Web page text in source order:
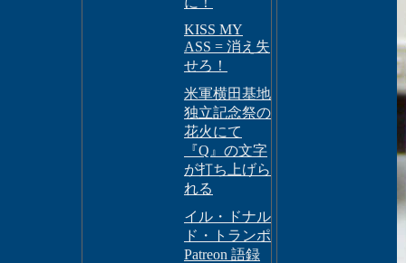
KISS MY
ASS = 消え失
せろ！
米軍横田基地
独立記念祭の
花火にて
『Q』の文字
が打ち上げら
れる
イル・ドナル
ド・トランポ
Patreon 語録